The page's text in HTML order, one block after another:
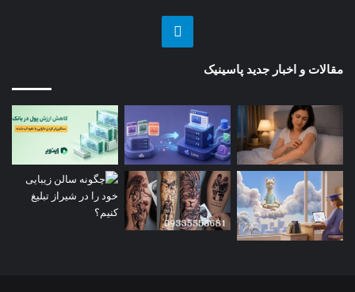
مقالات و اخبار جدید پاسینیک